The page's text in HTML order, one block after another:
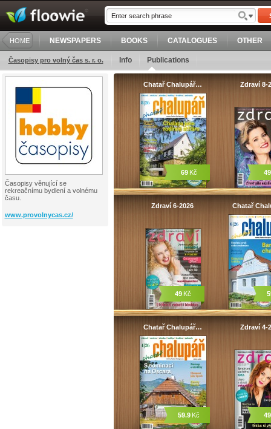
HOME NEWSPAPERS BOOKS CATALOGUES OTHER
Časopisy pro volný čas s. r. o. Info Publications
Časopisy věnující se
rekreačnímu bydlení a volnému
času.
www.provolnycas.cz/
Chatař Chalupář…
69Kč
Zdraví 8-
49
Zdraví 6-2026
49 Kč
Chatař
Chatař Chalupář…
59.9 Kč
Zdraví 4-
49